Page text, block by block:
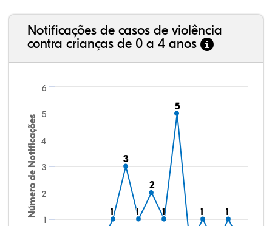
Notificações de casos de violência
contra crianças de 0 a 4 anos
Número de Notificações 11
3
3
11
2
2
1
1
5
5
11 11
1
2
3
4
5
6